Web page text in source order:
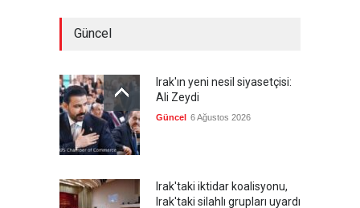
Güncel
Irak'ın yeni nesil siyasetçisi:
Ali Zeydi
Güncel 6 Ağustos 2026
Irak'taki iktidar koalisyonu,
Irak'taki silahlı grupları uyardı